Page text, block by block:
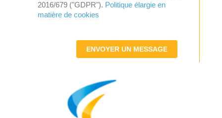
2016/679 ("GDPR"). Politique élargie en
matière de cookies
ENVOYER UN MESSAGE